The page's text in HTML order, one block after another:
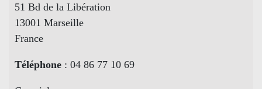
51 Bd de la Libération
13001 Marseille
France
Téléphone : 04 86 77 10 69